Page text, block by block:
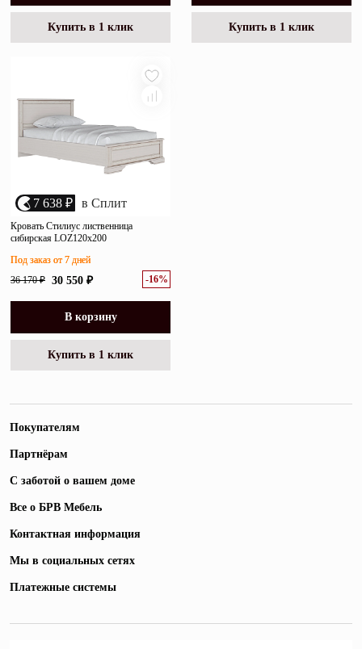
Купить в 1 клик Купить в 1 клик
7 638 ₽ в Сплит
Кровать Стилиус лиственница
сибирская LOZ120х200
36 170 ₽ 30 550 ₽ -16%
Под заказ от 7 дней
В корзину
Купить в 1 клик
Покупателям
Партнёрам
С заботой о вашем доме
Все о БРВ Мебель
Контактная информация
Мы в социальных сетях
Платежные системы